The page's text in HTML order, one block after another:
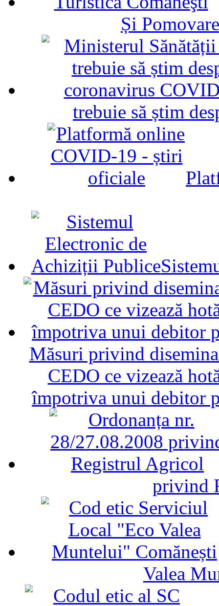
Și
trebuie să știm
Măsuri privind
CEDO ce vizează
împotriva unui debitor
privind
Valea